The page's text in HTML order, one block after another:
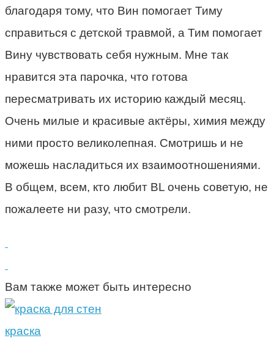
благодаря тому, что Вин помогает Тиму
справиться с детской травмой, а Тим помогает
Вину чувствовать себя нужным. Мне так
нравится эта парочка, что готова
пересматривать их историю каждый месяц.
Очень милые и красивые актёры, химия между
ними просто великолепная. Смотришь и не
можешь насладиться их взаимоотношениями.
В общем, всем, кто любит BL очень советую, не
пожалеете ни разу, что смотрели.
Вам также может быть интересно
краска